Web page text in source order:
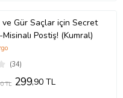
ve Gür Saçlar için Secret
Postiş! (Kumral)
(34)
TL 299,90 TL